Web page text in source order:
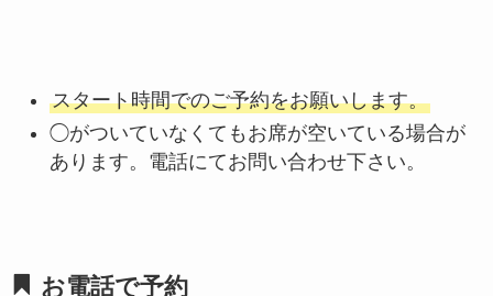
スタート時間でのご予約をお願いします。
◯がついていなくてもお席が空いている場合が
あります。電話にてお問い合わせ下さい。
お電話で予約